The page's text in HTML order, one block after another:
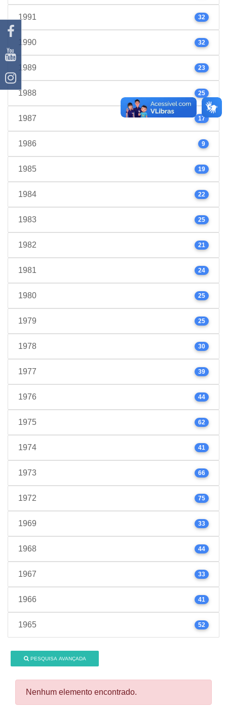
1991 32
1990 32
1989 23
1988 25
1987 17
1986 9
1985 19
1984 22
1983 25
1982 21
1981 24
1980 25
1979 25
1978 30
1977 39
1976 44
1975 62
1974 41
1973 66
1972 75
1969 33
1968 44
1967 33
1966 41
1965 52
PESQUISA AVANÇADA
Nenhum elemento encontrado.